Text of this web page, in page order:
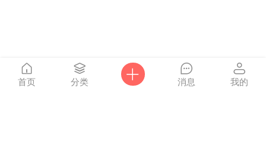
首页 分类 消息 我的